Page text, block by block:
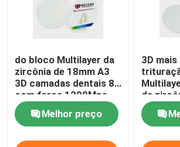
do bloco Multilayer da
zircônia de 18mm A3
3D camadas dentais 8
com força 1200Mpa
Melhor preço
3D
da
de 57%